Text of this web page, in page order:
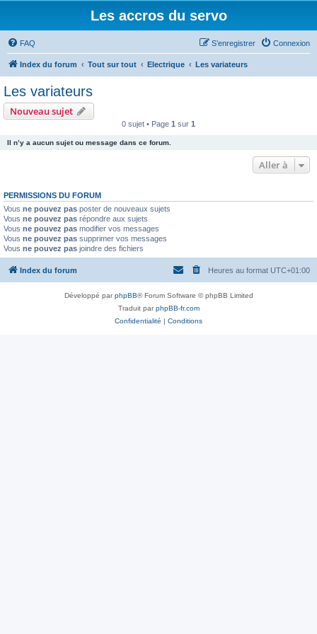
Les accros du servo
FAQ Connexion
S’enregistrer
Index du forum Tout sur tout Electrique Les variateurs
Les variateurs
Nouveau sujet
0 sujet • Page 1 sur 1
Il n’y a aucun sujet ou message dans ce forum.
Aller à
PERMISSIONS DU FORUM
Vous ne pouvez pas poster de nouveaux sujets
Vous ne pouvez pas répondre aux sujets
Vous ne pouvez pas modifier vos messages
Vous ne pouvez pas supprimer vos messages
Vous ne pouvez pas joindre des fichiers
Index du forum Heures au format UTC+01:00
Développé parphpBB® Forum Software © phpBB Limited
Traduit parphpBB-fr.com
Confidentialité | Conditions